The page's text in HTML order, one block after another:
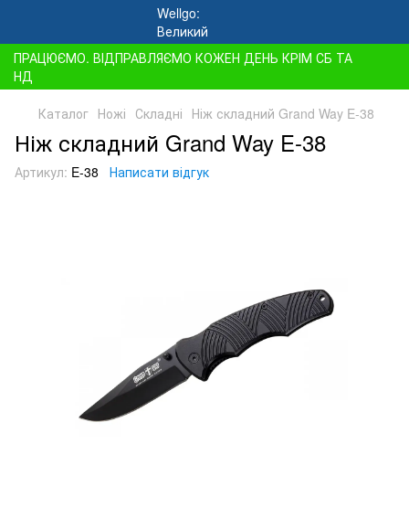
ПРАЦЮЄМО. ВІДПРАВЛЯЄМО КОЖЕН ДЕНЬ КРІМ СБ ТА
НД
Каталог Ножі Складні Ніж складний Grand Way E-38
Ніж складний Grand Way E-38
Артикул: E-38 Написати відгук